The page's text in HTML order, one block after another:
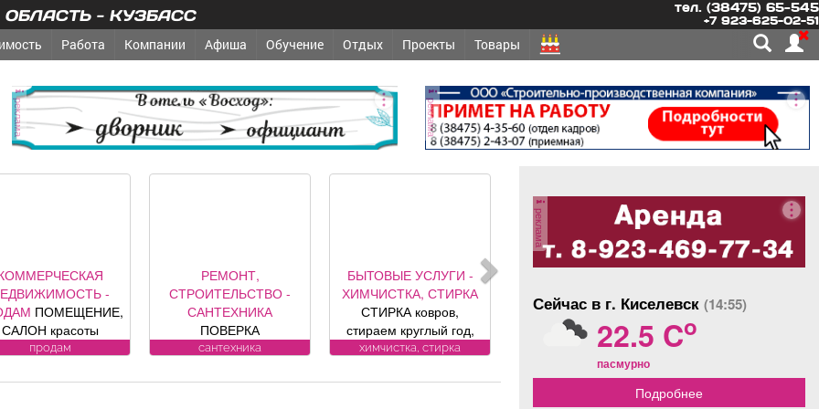
- КУЗБАСС тел. (38475) 65-545
+7 923-625-02-51
Работа Компании Афиша Обучение Отдых Проекты Товары
реклама реклама
-
ПОМЕЩЕНИЕ,
САЛОН красоты
площадь 88, 8
1, хороший
продам
РЕМОНТ,
СТРОИТЕЛЬСТВО -
САНТЕХНИКА
ПОВЕРКА
ВОДОСЧЕТЧИКОВ на
замена, регистрация.
сантехника
БЫТОВЫЕ УСЛУГИ -
ХИМЧИСТКА, СТИРКА
СТИРКА ковров,
стираем круглый год,
заберем и привезем
Пенсионерам скидка
химчистка, стирка
реклама
Сейчас в г. Киселевск (14:55)
22.5 Co
пасмурно
Подробнее